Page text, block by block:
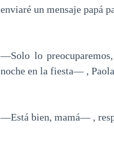
enviaré un mensaje papá
—Solo lo
noche en la fiesta— ,
—Está bien, mamá— ,